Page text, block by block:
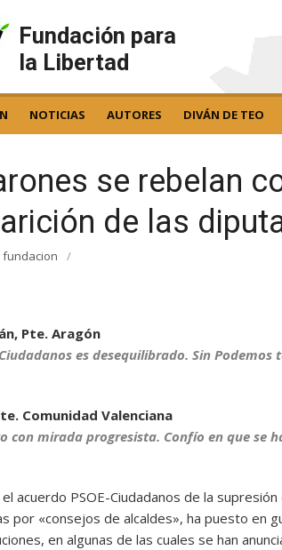
Fundación para
la Libertad
NOTICIAS AUTORES DIVÁN DE TEO
se rebelan
de las
fundacion /
Pte. Aragón
es desequilibrado. Sin Podemos
Comunidad Valenciana
con mirada progresista. Confío en que se
el acuerdo PSOE-Ciudadanos de la
por «consejos de alcaldes», ha puesto en
en algunas de las cuales se han